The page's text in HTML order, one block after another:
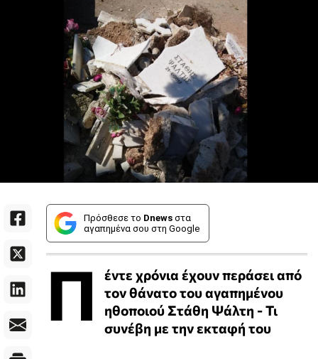
Πρόσθεσε το Dnews στα
αγαπημένα σου στη Google
Π
έντε χρόνια έχουν περάσει από
τον θάνατο του αγαπημένου
ηθοποιού Στάθη Ψάλτη - Τι
συνέβη με την εκταφή του